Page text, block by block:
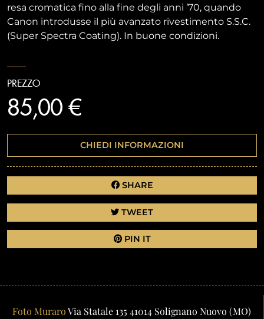
resa cromatica fino alla fine degli anni ’70, quando
Canon introdusse il più avanzato rivestimento S.S.C.
(Super Spectra Coating). In buone condizioni.
PREZZO
85,00 €
CHIEDI INFORMAZIONI
SHARE
TWEET
PIN IT
Foto MuraroVia Statale 135 41014 Solignano Nuovo (MO)